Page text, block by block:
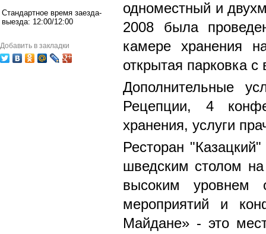
Стандартное время заезда-
выезда: 12:00/12:00
Добавить в закладки
одноместный и
2008 была
камере хранения
открытая парковка
Дополнительные
Рецепции, 4
хранения, услуги
Ресторан
шведским столом
высоким уровнем
мероприятий и
Майдане» - это